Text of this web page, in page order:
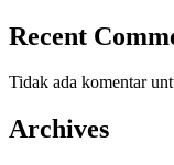
Recent
Tidak ada komentar
Archives